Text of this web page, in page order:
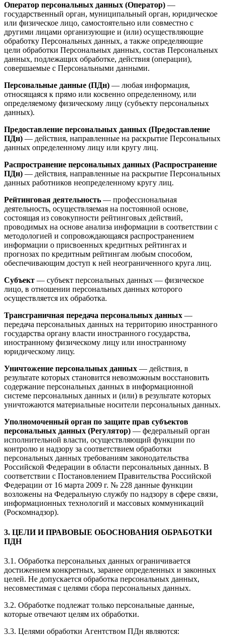
Оператор персональных данных (Оператор) —
государственный орган, муниципальный орган, юридическое
или физическое лицо, самостоятельно или совместно с
другими лицами организующие и (или) осуществляющие
обработку Персональных данных, а также определяющие
цели обработки Персональных данных, состав Персональных
данных, подлежащих обработке, действия (операции),
совершаемые с Персональными данными.
Персональные данные (ПДн) — любая информация,
относящаяся к прямо или косвенно определенному, или
определяемому физическому лицу (субъекту персональных
данных).
Предоставление персональных данных (Предоставление
ПДн) — действия, направленные на раскрытие Персональных
данных определенному лицу или кругу лиц.
Распространение персональных данных (Распространение
ПДн) — действия, направленные на раскрытие Персональных
данных работников неопределенному кругу лиц.
Рейтинговая деятельность — профессиональная
деятельность, осуществляемая на постоянной основе,
состоящая из совокупности рейтинговых действий,
проводимых на основе анализа информации в соответствии с
методологией и сопровождающаяся распространением
информации о присвоенных кредитных рейтингах и
прогнозах по кредитным рейтингам любым способом,
обеспечивающим доступ к ней неограниченного круга лиц.
Субъект — субъект персональных данных — физическое
лицо, в отношении персональных данных которого
осуществляется их обработка.
Трансграничная передача персональных данных —
передача персональных данных на территорию иностранного
государства органу власти иностранного государства,
иностранному физическому лицу или иностранному
юридическому лицу.
Уничтожение персональных данных — действия, в
результате которых становится невозможным восстановить
содержание персональных данных в информационной
системе персональных данных и (или) в результате которых
уничтожаются материальные носители персональных данных.
Уполномоченный орган по защите прав субъектов
персональных данных (Регулятор) — федеральный орган
исполнительной власти, осуществляющий функции по
контролю и надзору за соответствием обработки
персональных данных требованиям законодательства
Российской Федерации в области персональных данных. В
соответствии с Постановлением Правительства Российской
Федерации от 16 марта 2009 г. № 228 данные функции
возложены на Федеральную службу по надзору в сфере связи,
информационных технологий и массовых коммуникаций
(Роскомнадзор).
3. ЦЕЛИ И ПРАВОВЫЕ ОБОСНОВАНИЯ ОБРАБОТКИ
ПДН
3.1. Обработка персональных данных ограничивается
достижением конкретных, заранее определенных и законных
целей. Не допускается обработка персональных данных,
несовместимая с целями сбора персональных данных.
3.2. Обработке подлежат только персональные данные,
которые отвечают целям их обработки.
3.3. Целями обработки Агентством ПДн являются: